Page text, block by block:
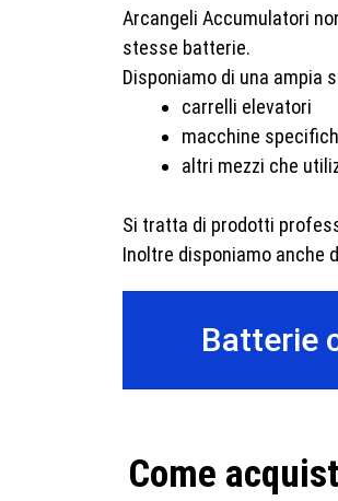
Arcangeli Accumulatori
stesse batterie.
Disponiamo di una ampia
carrelli elevatori
macchine
altri mezzi che
Si tratta di prodotti
Inoltre disponiamo anche
Batterie
Come